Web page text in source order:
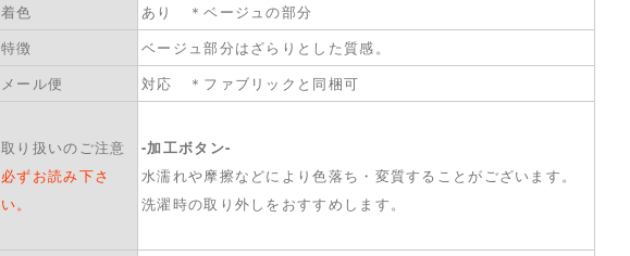
着色
あり ＊ベージュの部分
特徴
ベージュ部分はざらりとした質感。
メール便
対応 ＊ファブリックと同梱可
取り扱いのご注意
必ずお読み下さ
い。
-加工ボタン-
水濡れや摩擦などにより色落ち・変質することがございます。
洗濯時の取り外しをおすすめします。